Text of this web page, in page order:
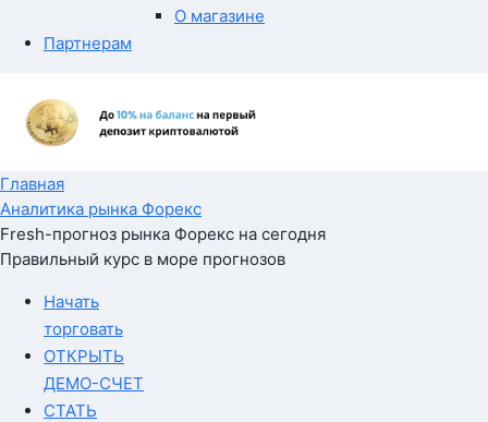
О магазине
Партнерам
Главная
Аналитика рынка Форекс
Fresh-прогноз рынка Форекс на сегодня
Правильный курс в море прогнозов
Начать
торговать
ОТКРЫТЬ
ДЕМО-СЧЕТ
СТАТЬ